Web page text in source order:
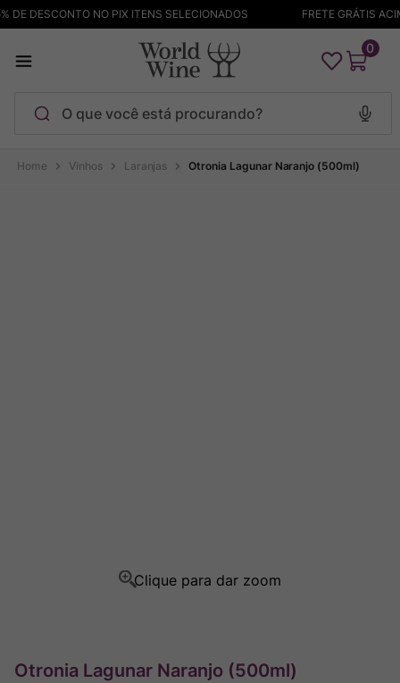
DESCONTO NO PIX ITENS SELECIONADOS FRETE GRÁTIS
0
Vinhos Laranjas Otronia Lagunar Naranjo (500ml)
Otronia Lagunar Naranjo (500ml)
Termos mais buscados